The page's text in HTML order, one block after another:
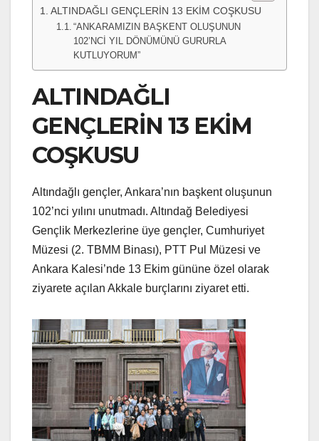
ALTINDAĞLI GENÇLERİN 13 EKİM COŞKUSU
“ANKARAMIZIN BAŞKENT OLUŞUNUN
102’NCİ YIL DÖNÜMÜNÜ GURURLA
KUTLUYORUM”
ALTINDAĞLI
GENÇLERİN 13 EKİM
COŞKUSU
Altındağlı gençler, Ankara’nın başkent oluşunun
102’nci yılını unutmadı. Altındağ Belediyesi
Gençlik Merkezlerine üye gençler, Cumhuriyet
Müzesi (2. TBMM Binası), PTT Pul Müzesi ve
Ankara Kalesi’nde 13 Ekim gününe özel olarak
ziyarete açılan Akkale burçlarını ziyaret etti.